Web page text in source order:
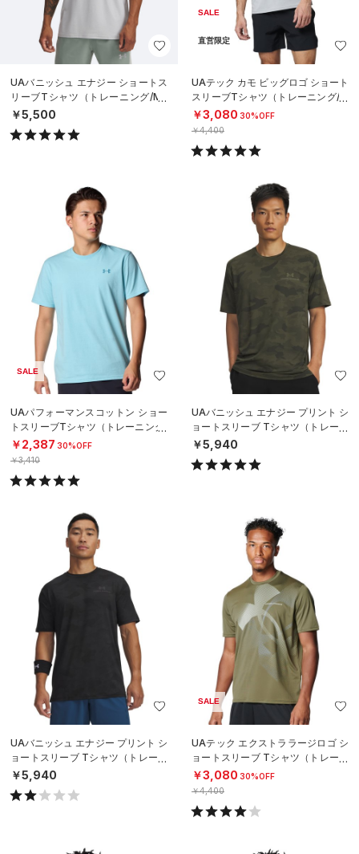
UAバニッシュ エナジー ショートス
リーブTシャツ（トレーニング/ME
N）
￥5,500
SALE
直営限定
UAテック カモ ビッグロゴ ショート
スリーブTシャツ（トレーニング/M
EN）
￥3,080 30%OFF
￥4,400
SALE
UAパフォーマンスコットン ショー
トスリーブTシャツ（トレーニング/
MEN）
￥2,387 30%OFF
￥3,410
UAバニッシュ エナジー プリント シ
ョートスリーブ Tシャツ（トレーニ
ング/MEN）
￥5,940
UAバニッシュ エナジー プリント シ
ョートスリーブ Tシャツ（トレーニ
ング/MEN）
￥5,940
SALE
UAテック エクストララージロゴ シ
ョートスリーブ Tシャツ（トレーニ
ング/MEN）
￥3,080 30%OFF
￥4,400